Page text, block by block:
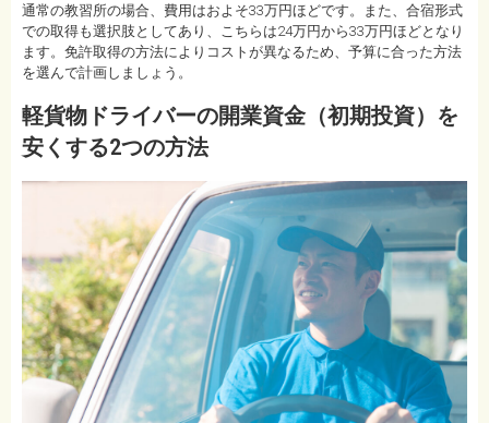
通常の教習所の場合、費用はおよそ33万円ほどです。また、合宿形式
での取得も選択肢としてあり、こちらは24万円から33万円ほどとなり
ます。免許取得の方法によりコストが異なるため、予算に合った方法
を選んで計画しましょう。
軽貨物ドライバーの開業資金（初期投資）を
安くする2つの方法